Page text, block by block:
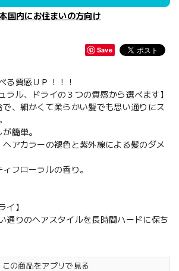
国内にお住まいの方向け
Save
質感ＵＰ！！！
ラル、ドライの３つの質感から選べます】
、細かくて柔らかい髪でも思い通りにス
簡単。
アカラーの褪色と紫外線による髪のダメ
フローラルの香り。
イ】
通りのヘアスタイルを長時間ハードに保ち
この商品をアプリで見る